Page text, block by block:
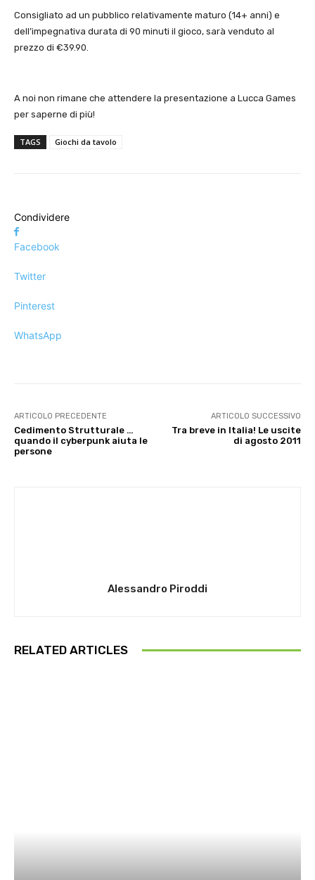
Consigliato ad un pubblico relativamente maturo (14+ anni) e
dell’impegnativa durata di 90 minuti il gioco, sarà venduto al
prezzo di €39.90.
A noi non rimane che attendere la presentazione a Lucca Games
per saperne di più!
TAGS Giochi da tavolo
Condividere
Facebook
Twitter
Pinterest
WhatsApp
ARTICOLO PRECEDENTE
Cedimento Strutturale …
quando il cyberpunk aiuta le
persone
ARTICOLO SUCCESSIVO
Tra breve in Italia! Le uscite
di agosto 2011
Alessandro Piroddi
RELATED ARTICLES